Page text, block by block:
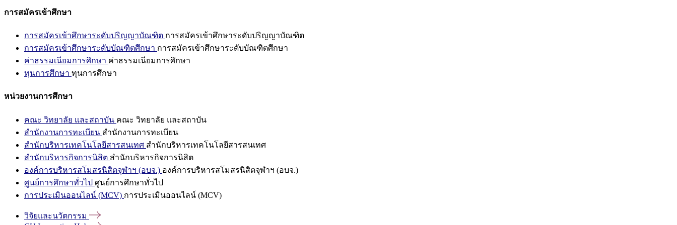
การสมัครเข้าศึกษา
การสมัครเข้าศึกษาระดับปริญญาบัณฑิต การสมัครเข้าศึกษาระดับปริญญาบัณฑิต
การสมัครเข้าศึกษาระดับบัณฑิตศึกษา การสมัครเข้าศึกษาระดับบัณฑิตศึกษา
ค่าธรรมเนียมการศึกษา ค่าธรรมเนียมการศึกษา
ทุนการศึกษา ทุนการศึกษา
หน่วยงานการศึกษา
คณะ วิทยาลัย และสถาบัน คณะ วิทยาลัย และสถาบัน
สำนักงานการทะเบียน สำนักงานการทะเบียน
สำนักบริหารเทคโนโลยีสารสนเทศ สำนักบริหารเทคโนโลยีสารสนเทศ
สำนักบริหารกิจการนิสิต สำนักบริหารกิจการนิสิต
องค์การบริหารสโมสรนิสิตจุฬาฯ (อบจ.) องค์การบริหารสโมสรนิสิตจุฬาฯ (อบจ.)
ศูนย์การศึกษาทั่วไป ศูนย์การศึกษาทั่วไป
การประเมินออนไลน์ (MCV) การประเมินออนไลน์ (MCV)
วิจัยและนวัตกรรม